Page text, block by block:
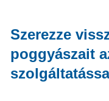
Szerezze
poggyászait